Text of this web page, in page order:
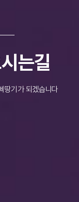
는길
땅기가 되겠습니다